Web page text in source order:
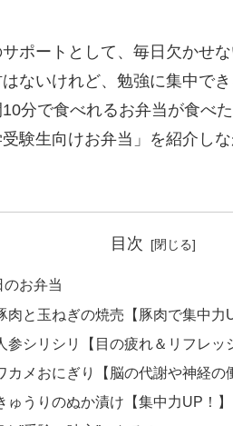
ポートとして、毎日欠かせ
ないけれど、勉強に集中で
分で食べれるお弁当が食べ
験生向けお弁当」を紹介し
目次
のお弁当
肉と玉ねぎの焼売【豚肉で集中力
参シリシリ【目の疲れ＆リフレッ
カメおにぎり【脳の代謝や神経の
ゅうりのぬか漬け【集中力UP！】